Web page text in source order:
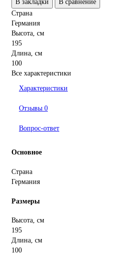
В закладки
В сравнение
Страна
Германия
Высота, см
195
Длина, см
100
Все характеристики
Характеристики
Отзывы 0
Вопрос-ответ
Основное
Страна
Германия
Размеры
Высота, см
195
Длина, см
100